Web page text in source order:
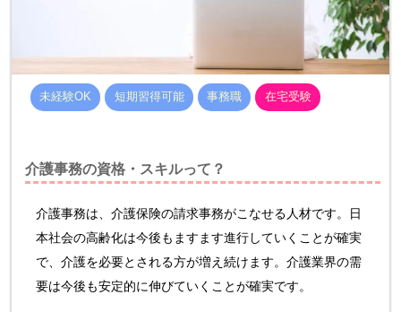
未経験OK 短期習得可能 事務職 在宅受験
介護事務の資格・スキルって？
介護事務は、介護保険の請求事務がこなせる人材です。日
本社会の高齢化は今後もますます進行していくことが確実
で、介護を必要とされる方が増え続けます。介護業界の需
要は今後も安定的に伸びていくことが確実です。